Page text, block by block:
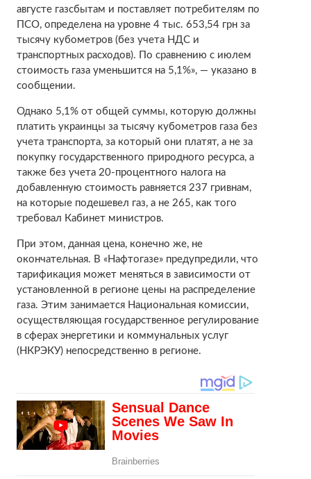
августе газсбытам и поставляет потребителям по
ПСО, определена на уровне 4 тыс. 653,54 грн за
тысячу кубометров (без учета НДС и
транспортных расходов). По сравнению с июлем
стоимость газа уменьшится на 5,1%», — указано в
сообщении.
Однако 5,1% от общей суммы, которую должны
платить украинцы за тысячу кубометров газа без
учета транспорта, за который они платят, а не за
покупку государственного природного ресурса, а
также без учета 20-процентного налога на
добавленную стоимость равняется 237 гривнам,
на которые подешевел газ, а не 265, как того
требовал Кабинет министров.
При этом, данная цена, конечно же, не
окончательная. В «Нафтогазе» предупредили, что
тарификация может меняться в зависимости от
установленной в регионе цены на распределение
газа. Этим занимается Национальная комиссии,
осуществляющая государственное регулирование
в сферах энергетики и коммунальных услуг
(НКРЭКУ) непосредственно в регионе.